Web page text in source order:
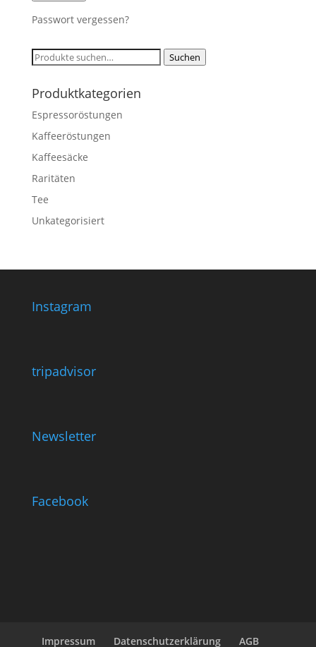
Passwort vergessen?
Suche
Suchen
Produktkategorien
Espressoröstungen
Kaffeeröstungen
Kaffeesäcke
Raritäten
Tee
Unkategorisiert
Instagram
tripadvisor
Newsletter
Facebook
Impressum Datenschutzerklärung AGB